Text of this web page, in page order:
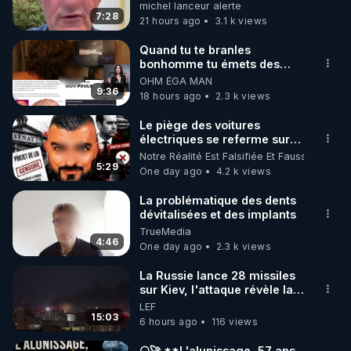
https://www.instagram.com/rdlr_thierrycasasnovas/
http://rgnr.li/instagram
🌱 LA NEWSLETTER
Pour ne pas rater l’actualité RGNR (stages,
http://rgnr.li/news
🌱 VIDÉOS NON CENSURÉES SUR ODYSEE
Toutes les vidéos Youtube sont aussi sur la
http://rgnr.li/odysee
🌱 LES STAGES EN PRÉSENTIEL
http://rgnr.li/stages
7:28
michel lanceur alerte
21 hours ago
3.1 k views
9:36
Quand tu te branles
bonhomme tu émets des
ondes ils ont juste omis de
t'expliquer
OHM ÉGA MAN
18 hours ago
2.3 k views
5:29
Le piège des voitures
électriques se referme sur
les usagers !
Notre Réalité Est Falsifiée Et Fausse
One day ago
4.2 k views
4:46
La problématique des dents
dévitalisées et des implants
TrueMedia
One day ago
2.3 k views
15:03
La Russie lance 28 missiles
sur Kiev, l'attaque révèle la
faiblesse de Kiev
LEF
6 hours ago
116 views